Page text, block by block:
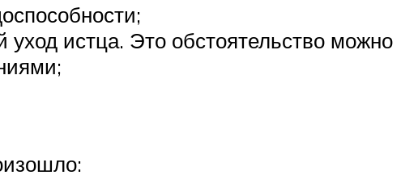
уход истца. Это обстоятельство можно